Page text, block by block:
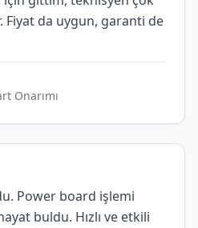
Fiyat da uygun, garanti de
Onarımı
Power board işlemi
buldu. Hızlı ve etkili